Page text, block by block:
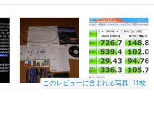
このレビューに含まれる写真: 11枚